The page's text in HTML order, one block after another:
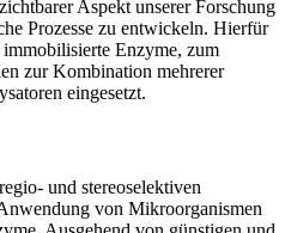
Aspekt unserer Forschung
Prozesse zu entwickeln. Hierfür
Enzyme, zum
zur Kombination mehrerer
eingesetzt.
und stereoselektiven
von Mikroorganismen